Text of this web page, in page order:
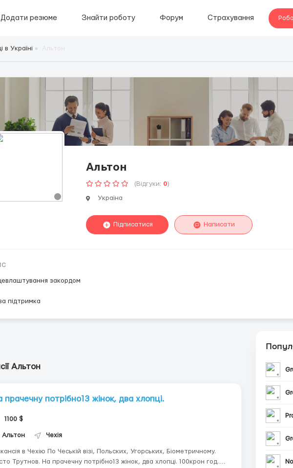
Додати резюме Знайти роботу Форум Страхування
в Україні
Альтон
(Відгуки: 0)
Україна
Підписатися Написати
закордом
підтримка
Альтон
прачечну потрібно13 жінок, два хлопці.
1100 $
Альтон Чехія
Чехію По Чеській візі, Польских, Угорських, Біометричному.
Трутнов. На прачечну потрібно13 жінок, два хлопці. 100крон год.